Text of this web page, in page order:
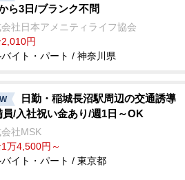
ら3日/ブランク不問
社日本アメニティライフ協会
円
イト・パート / 神奈川県
日勤・稲城長沼駅周辺の交通誘導
員/入社祝い金あり/週1日～OK
社MSK
1万4,500円～
イト・パート / 東京都